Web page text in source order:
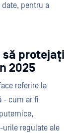
pentru a
să protejați
2025
referire la
- cum ar fi
regulate ale